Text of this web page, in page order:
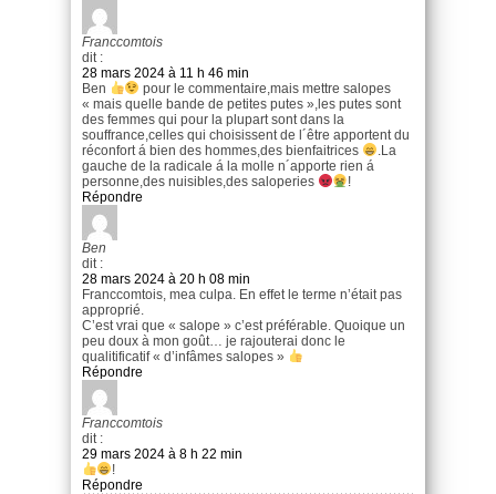
Franccomtois
dit :
28 mars 2024 à 11 h 46 min
Ben
pour le commentaire,mais mettre salopes
« mais quelle bande de petites putes »,les putes sont
des femmes qui pour la plupart sont dans la
souffrance,celles qui choisissent de l´être apportent du
réconfort á bien des hommes,des bienfaitrices
.La
gauche de la radicale á la molle n´apporte rien á
personne,des nuisibles,des saloperies
!
Répondre
Ben
dit :
28 mars 2024 à 20 h 08 min
Franccomtois, mea culpa. En effet le terme n’était pas
approprié.
C’est vrai que « salope » c’est préférable. Quoique un
peu doux à mon goût… je rajouterai donc le
qualitificatif « d’infâmes salopes »
Répondre
Franccomtois
dit :
29 mars 2024 à 8 h 22 min
!
Répondre